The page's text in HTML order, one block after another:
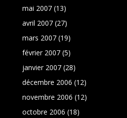
mai 2007(13)
avril 2007(27)
mars 2007(19)
février 2007(5)
janvier 2007(28)
décembre 2006 (12)
novembre 2006 (12)
octobre 2006 (18)